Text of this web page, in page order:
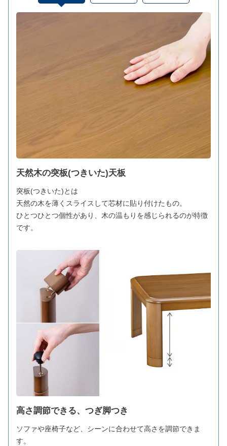
天然木の突板(つきいた)天板
突板(つきいた)とは
天然の木を薄くスライスして芯材に貼り付けたもの。
ひとつひとつ個性があり、木の温もりを感じられるのが特徴
です。
高さ調節できる、つぎ脚つき
ソファや座椅子など、シーンに合わせて高さを調節できま
す。